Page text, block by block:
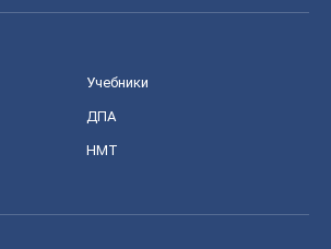
Учебники
ДПА
НМТ